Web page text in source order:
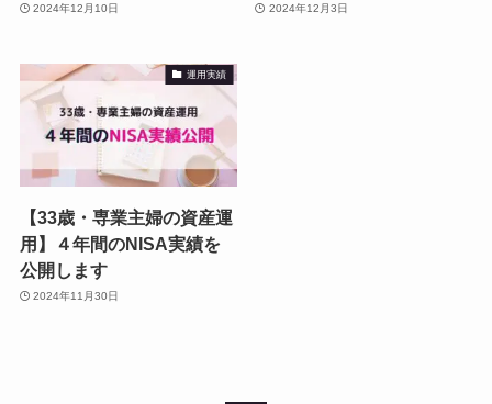
2024年12月10日 2024年12月3日
運用実績
【33歳・専業主婦の資産運
用】４年間のNISA実績を
公開します
2024年11月30日